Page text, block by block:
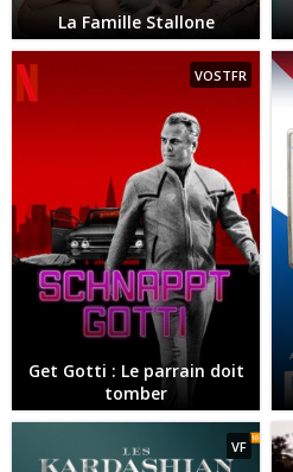
La Famille Stallone
VOSTFR
Get Gotti : Le parrain doit
tomber
VF